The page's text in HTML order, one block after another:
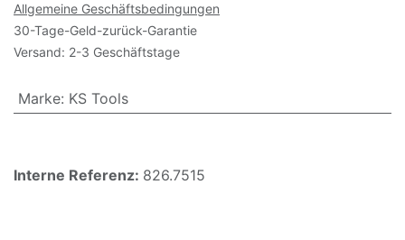
Allgemeine Geschäftsbedingungen
30-Tage-Geld-zurück-Garantie
Versand: 2-3 Geschäftstage
Marke: KS Tools
Interne Referenz: 826.7515